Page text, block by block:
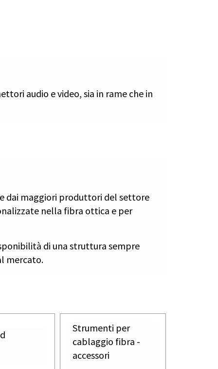
audio e video, sia in rame che in
dai maggiori produttori del settore
nella fibra ottica e per
di una struttura sempre
mercato.
Strumenti per
cablaggio fibra -
accessori